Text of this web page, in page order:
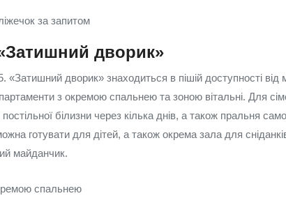
за запитом
дворик»
«Затишний дворик» знаходиться в пішій доступності від
з окремою спальнею та зоною вітальні. Для
білизни через кілька днів, а також пральня
готувати для дітей, а також окрема зала для
майданчик.
спальнею